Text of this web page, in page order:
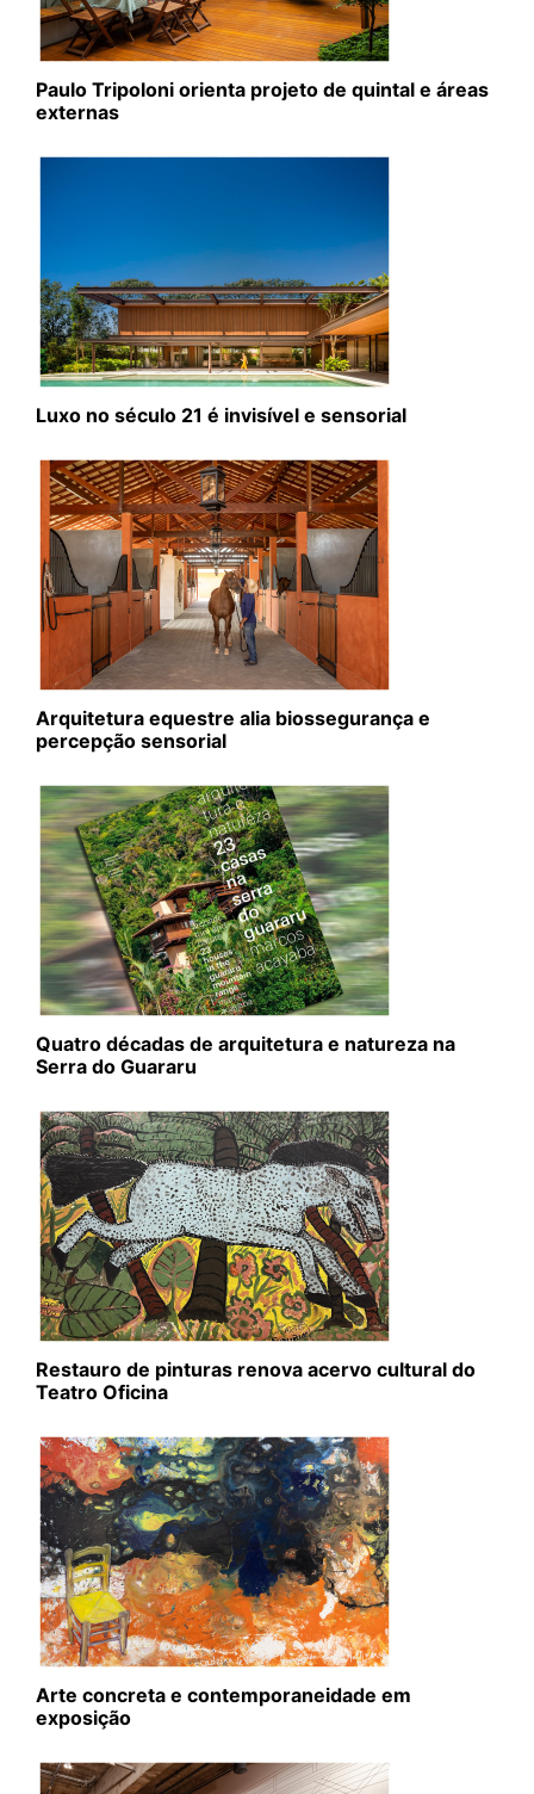
Paulo Tripoloni orienta projeto de quintal e áreas
externas
Luxo no século 21 é invisível e sensorial
Arquitetura equestre alia biossegurança e
percepção sensorial
Quatro décadas de arquitetura e natureza na
Serra do Guararu
Restauro de pinturas renova acervo cultural do
Teatro Oficina
Arte concreta e contemporaneidade em
exposição